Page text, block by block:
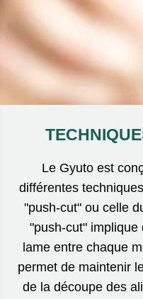
Le Gyuto est
différentes
"push-cut" ou celle
"push-cut"
lame entre chaque
permet de maintenir
de la découpe des